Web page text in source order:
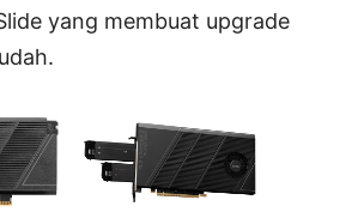
yang membuat upgrade